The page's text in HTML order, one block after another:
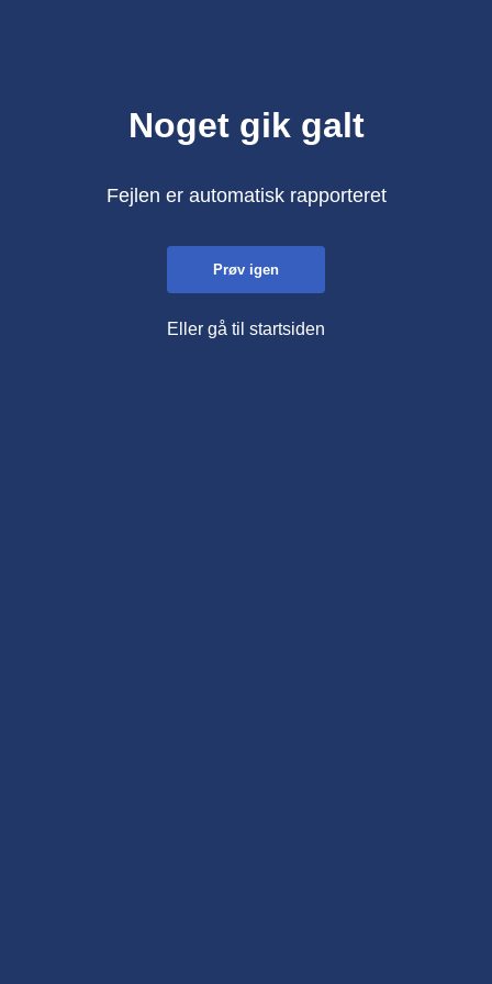
Noget gik galt
Fejlen er automatisk rapporteret
Prøv igen
Eller gå til startsiden